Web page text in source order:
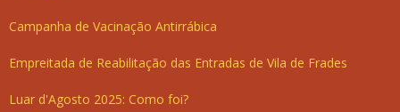
Campanha de Vacinação Antirrábica
Empreitada de Reabilitação das Entradas de Vila de Frades
Luar d'Agosto 2025: Como foi?